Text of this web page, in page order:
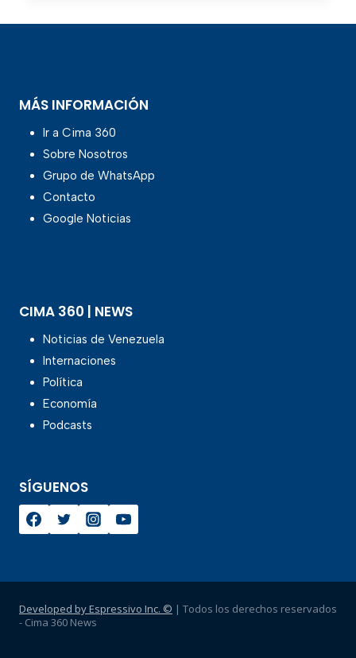
MÁS INFORMACIÓN
Ir a Cima 360
Sobre Nosotros
Grupo de WhatsApp
Contacto
Google Noticias
CIMA 360 | NEWS
Noticias de Venezuela
Internaciones
Política
Economía
Podcasts
SÍGUENOS
Developed by Espressivo Inc. © | Todos los derechos reservados
- Cima 360 News